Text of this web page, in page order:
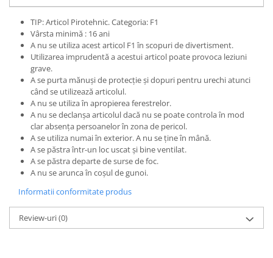
TIP: Articol Pirotehnic. Categoria: F1
Vârsta minimă : 16 ani
A nu se utiliza acest articol F1 în scopuri de divertisment.
Utilizarea imprudentă a acestui articol poate provoca leziuni
grave.
A se purta mănuși de protecție și dopuri pentru urechi atunci
când se utilizează articolul.
A nu se utiliza în apropierea ferestrelor.
A nu se declanșa articolul dacă nu se poate controla în mod
clar absența persoanelor în zona de pericol.
A se utiliza numai în exterior. A nu se ține în mână.
A se păstra într-un loc uscat și bine ventilat.
A se păstra departe de surse de foc.
A nu se arunca în coșul de gunoi.
Informatii conformitate produs
Review-uri(0)